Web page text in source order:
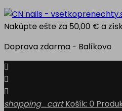
Nakúpte ešte za 50,00 € a
Doprava zdarma - Balíkovo



shopping_cart Košík: 0